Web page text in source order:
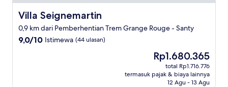
Villa Seignemartin
Villa Seignemartin
0,9 km dari Pemberhentian Trem Grange Rouge - Santy
9.0
9,0/10 Istimewa (44 ulasan)
Harga
sekarang
Rp1.680.365
Rp1.680.365
total Rp1.716.776
termasuk pajak & biaya lainnya
12 Agu - 13 Agu